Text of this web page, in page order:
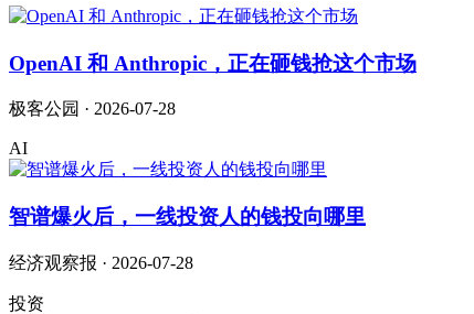
OpenAI 和 Anthropic，正在砸钱抢这个市场
极客公园 · 2026-07-28
AI
智谱爆火后，一线投资人的钱投向哪里
经济观察报 · 2026-07-28
投资